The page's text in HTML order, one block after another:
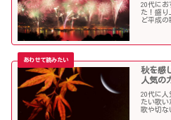
20代にお
た！盛り
ど平成
秋を感
人気の
20代に人
たい歌い
歌や切な